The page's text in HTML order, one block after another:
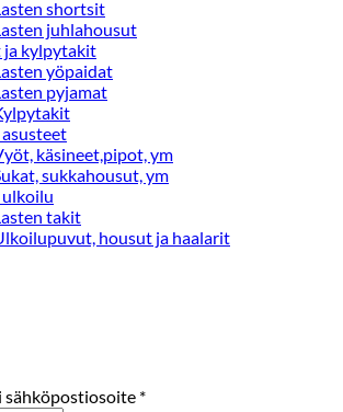
shortsit
juhlahousut
ja kylpytakit
yöpaidat
pyjamat
käsineet,pipot, ym
sukkahousut, ym
ulkoilu
takit
housut ja haalarit
*Vaaditaan